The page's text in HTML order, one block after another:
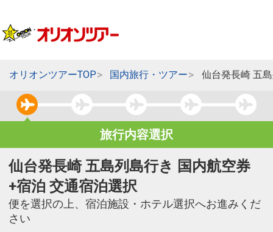
オリオンツアーTOP 国内旅行・ツアー 仙台発長崎 五
旅行内容選択
仙台発長崎 五島列島行き 国内航空券
+宿泊 交通宿泊選択
便を選択の上、宿泊施設・ホテル選択へお進みくだ
さい